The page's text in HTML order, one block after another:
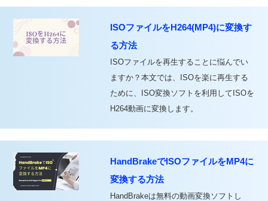
ISOファイルをH264(MP4)に変換す
る方法
ISOファイルを再生することに悩んでい
ますか？本文では、ISOを楽に再生する
ために、ISO変換ソフトを利用してISOを
H264動画に変換します。
HandBrakeでISOファイルをMP4に
変換する方法
HandBrakeは無料の動画変換ソフトし